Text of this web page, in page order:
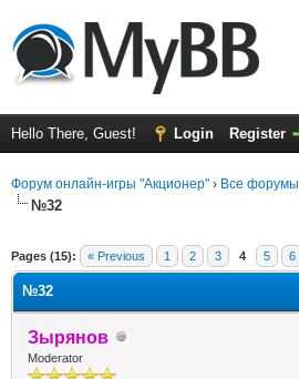
Hello There, Guest! Login Register
Форум онлайн-игры "Акционер" › Все форумы
№32
Pages (15): « Previous 1 2 3 4 5 6
№32
Зырянов
Moderator